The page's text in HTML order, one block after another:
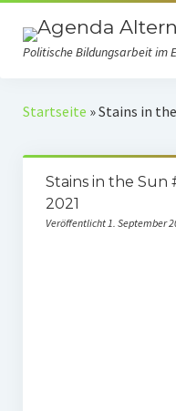
Politische Bildungsarbeit im
Verein
Presse
Auszeichnungen
Startseite »Stains in
Stains in the Sun
2021
Veröffentlicht 1. September